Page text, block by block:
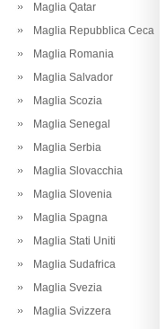
Maglia Qatar
Maglia Repubblica Ceca
Maglia Romania
Maglia Salvador
Maglia Scozia
Maglia Senegal
Maglia Serbia
Maglia Slovacchia
Maglia Slovenia
Maglia Spagna
Maglia Stati Uniti
Maglia Sudafrica
Maglia Svezia
Maglia Svizzera